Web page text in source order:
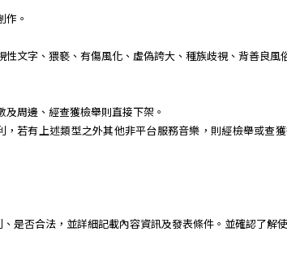
作。
性文字、猥褻、有傷風化、虛偽誇大、種族歧視、背善良
周邊、經查獲檢舉則直接下架。
若有上述類型之外其他非平台服務音樂，則經檢舉或查
是否合法，並詳細記載內容資訊及發表條件。並確認了解